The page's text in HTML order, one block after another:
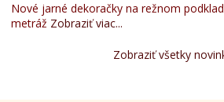
Nové jarné dekoračky na režnom
metráž Zobraziť viac...
Zobraziť všetky